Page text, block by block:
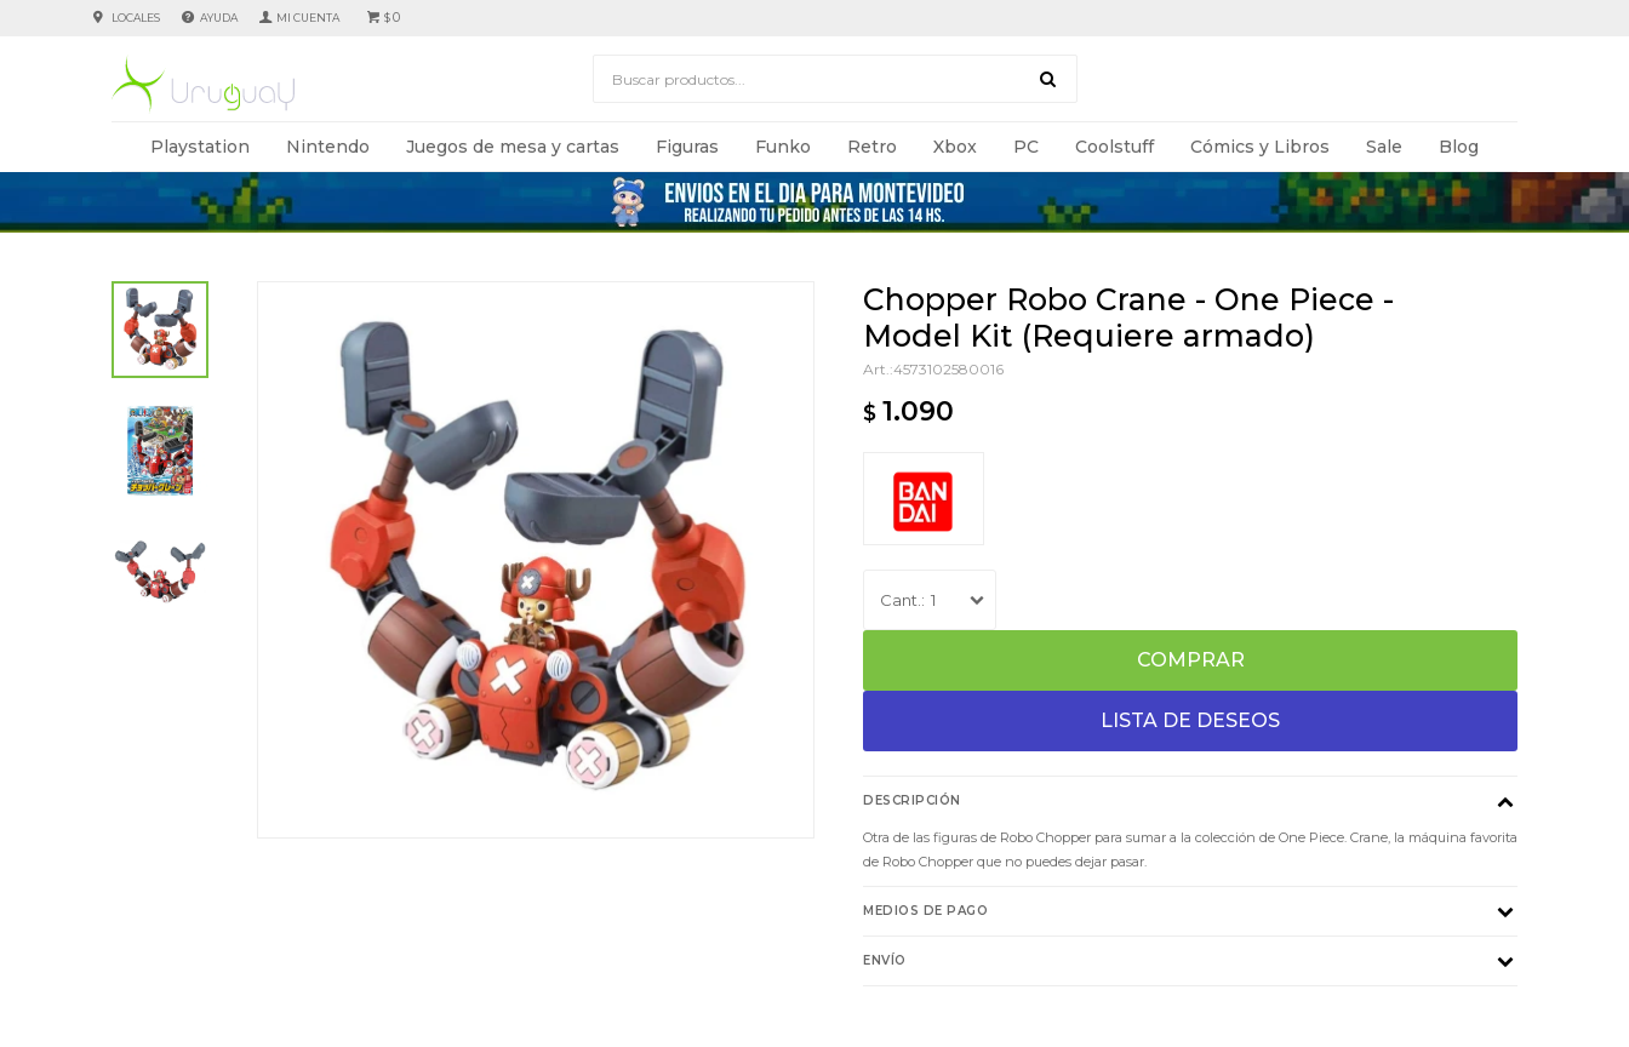
Playstation Nintendo Juegos de mesa y cartas Figuras Funko Retro Xbox PC Coolstuff Cómics y Libros Sale Blog
$0
LOCALES AYUDA
Chopper Robo Crane - One Piece -
Model Kit (Requiere armado)
4573102580016
$ 1.090
1
COMPRAR
DESCRIPCIÓN
Otra de las figuras de Robo Chopper para sumar a la colección de One Piece. Crane, la máquina favorita
de Robo Chopper que no puedes dejar pasar.
MEDIOS DE PAGO
ENVÍO